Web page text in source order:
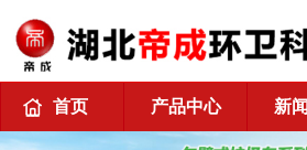
首页 产品中心 新